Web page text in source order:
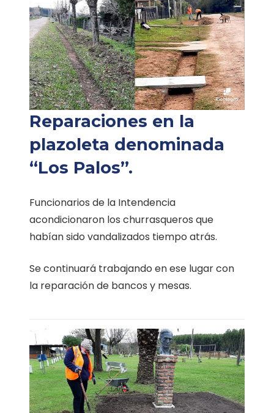
Reparaciones en la
plazoleta denominada
“Los Palos”.
Funcionarios de la Intendencia
acondicionaron los churrasqueros que
habían sido vandalizados tiempo atrás.
Se continuará trabajando en ese lugar con
la reparación de bancos y mesas.